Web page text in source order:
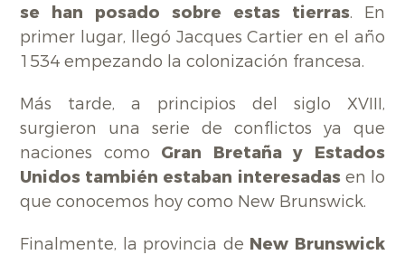
se han posado sobre estas tierras. En
primer lugar, llegó Jacques Cartier en el año
1534 empezando la colonización francesa.
Más tarde, a principios del siglo XVIII,
surgieron una serie de conflictos ya que
naciones como Gran Bretaña y Estados
Unidos también estaban interesadasen lo
que conocemos hoy como New Brunswick.
Finalmente, la provincia de New Brunswick